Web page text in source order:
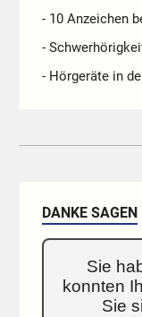
- 10 Anzeichen
-
- Hörgeräte in
DANKE SAGEN
Sie
konnten
Sie